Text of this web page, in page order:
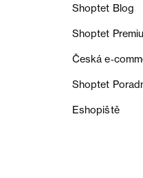
Shoptet Blog
Shoptet
Česká
Shoptet
Eshopiště